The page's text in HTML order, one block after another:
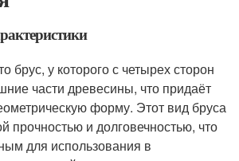
брус, у которого с четырех сторон
части древесины, что придаёт
форму. Этот вид бруса
прочностью и долговечностью, что
для использования в